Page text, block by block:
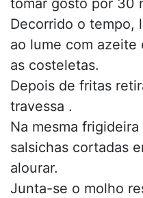
tomar gosto por 30
Decorrido o tempo,
ao lume com
as costeletas.
Depois de fritas
travessa .
Na mesma
salsichas cortadas
alourar.
Junta-se o molho